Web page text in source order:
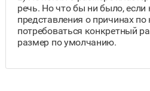
речь. Но что бы ни было, если
представления о причинах
потребоваться конкретный
размер по умолчанию.